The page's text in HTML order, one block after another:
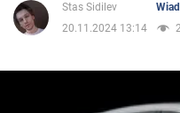
Życie
Stas Sidilev
20.11.2024 13:14